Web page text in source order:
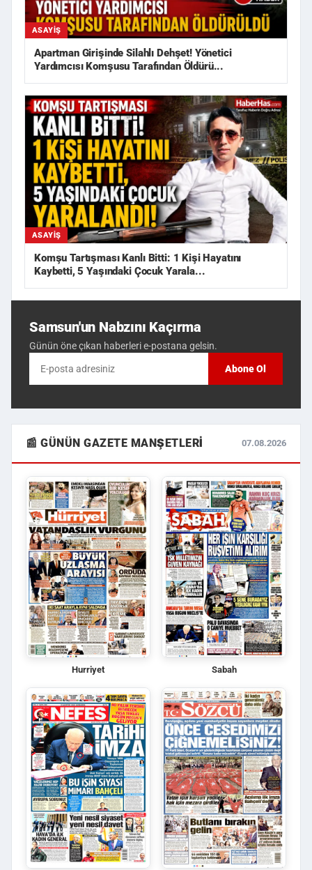
ASAYIŞ
Apartman Girişinde Silahlı Dehşet! Yönetici
Yardımcısı Komşusu Tarafından Öldürü...
ASAYIŞ
Komşu Tartışması Kanlı Bitti: 1 Kişi Hayatını
Kaybetti, 5 Yaşındaki Çocuk Yarala...
Samsun'un Nabzını Kaçırma
Günün öne çıkan haberleri e-postana gelsin.
Abone Ol
📰 GÜNÜN GAZETE MANŞETLERI 07.08.2026
Hurriyet Sabah